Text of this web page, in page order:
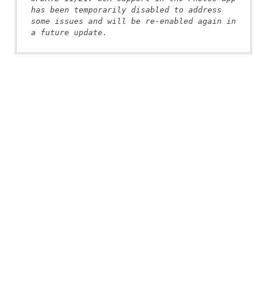
has been temporarily disabled to address
some issues and will be re-enabled again in
a future update.